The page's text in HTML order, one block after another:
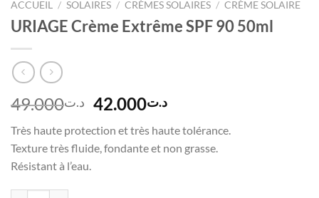
ACCUEIL / SOLAIRES / CRÈMES SOLAIRES / CRÈME SOLAIRE
URIAGE Crème Extrême SPF 90 50ml
د.ت49.000
Le
initial
était :
د.ت42.000
Le
actuel
est :
Très haute protection et très haute tolérance.
Texture très fluide, fondante et non grasse.
Résistant à l’eau.